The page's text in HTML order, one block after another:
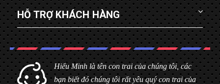
HỖ TRỢ KHÁCH HÀNG
Hiểu Minh là tên con trai của chúng tôi, các
bạn biết đó chúng tôi rất yêu quý con trai của